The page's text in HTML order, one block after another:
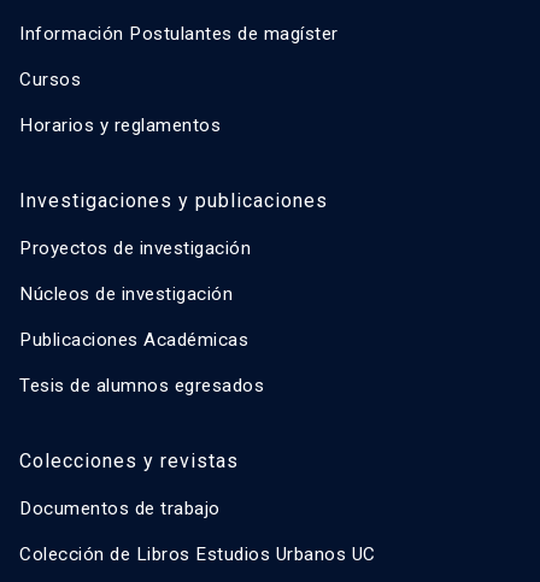
Información Postulantes de magíster
Cursos
Horarios y reglamentos
Investigaciones y publicaciones
Proyectos de investigación
Núcleos de investigación
Publicaciones Académicas
Tesis de alumnos egresados
Colecciones y revistas
Documentos de trabajo
Colección de Libros Estudios Urbanos UC